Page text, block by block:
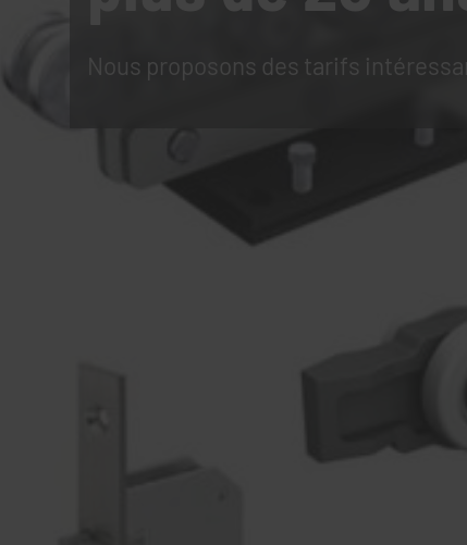
Nous proposons des tarifs